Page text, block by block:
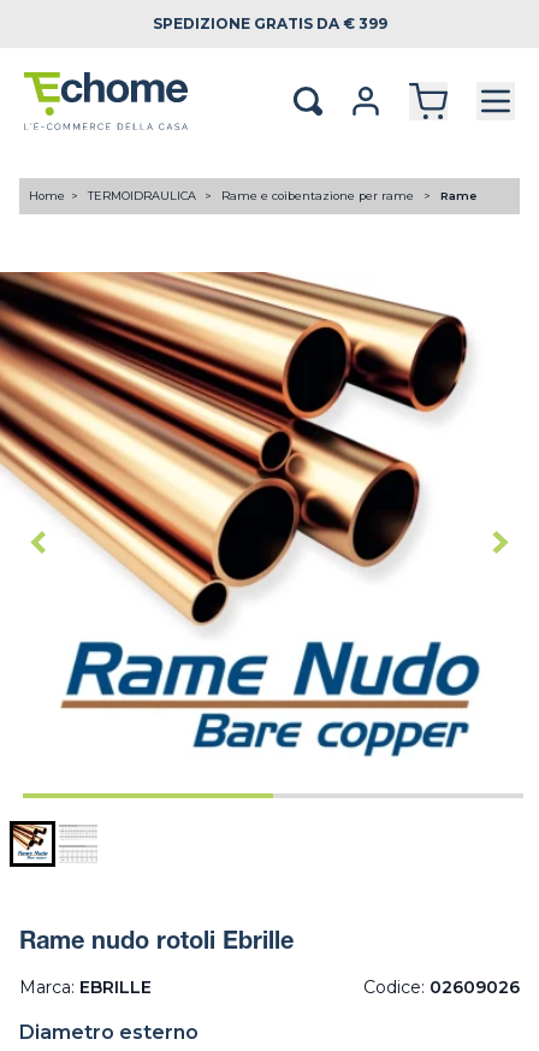
SPEDIZIONE GRATIS DA € 399
Home TERMOIDRAULICA Rame e coibentazione per rame Rame
Rame nudo rotoli Ebrille
Marca: EBRILLE Codice: 02609026
Diametro esterno